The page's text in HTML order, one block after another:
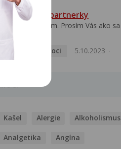
HPV typ 52 u partnerky
Dobrý deň prajem. Prosím Vás ako sa
Pohlavní nemoci
5.10.2023
Kašel Alergie Alkoholismus
Analgetika Angína